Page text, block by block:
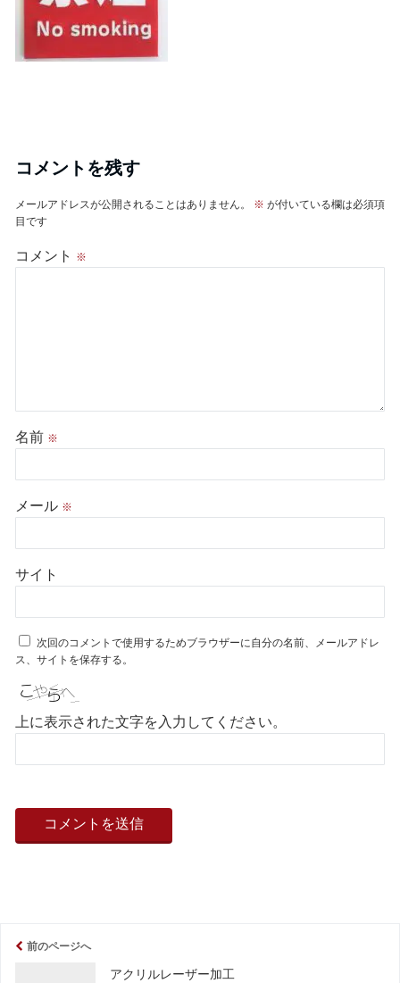
コメントを残す
メールアドレスが公開されることはありません。 ※ が付いている欄は必須項
目です
コメント ※
名前 ※
メール ※
サイト
次回のコメントで使用するためブラウザーに自分の名前、メールアドレ
ス、サイトを保存する。
上に表示された文字を入力してください。
前のページへ
アクリルレーザー加工